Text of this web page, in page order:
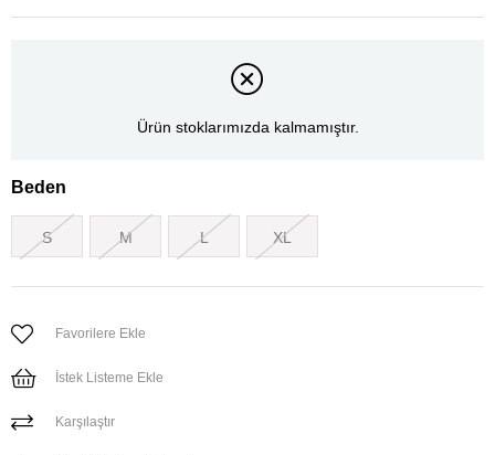
Ürün stoklarımızda kalmamıştır.
Beden
S M L XL
Favorilere Ekle
İstek Listeme Ekle
Karşılaştır